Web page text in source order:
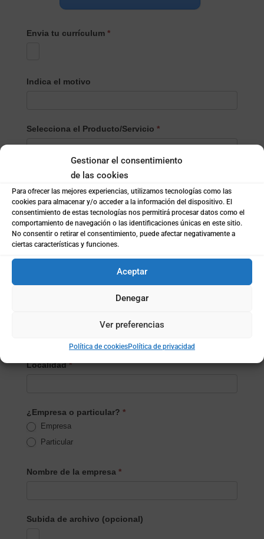
Gestionar el consentimiento
de las cookies
Para ofrecer las mejores experiencias, utilizamos tecnologías como las
cookies para almacenar y/o acceder a la información del dispositivo. El
consentimiento de estas tecnologías nos permitirá procesar datos como el
comportamiento de navegación o las identificaciones únicas en este sitio.
No consentir o retirar el consentimiento, puede afectar negativamente a
ciertas características y funciones.
Aceptar
Denegar
Ver preferencias
Política de cookiesPolítica de privacidad
Envia tu currículum *
Indica el motivo
Selecciona el Producto/Servicio *
Producto/Servicio
Apellidos
Localidad*
¿Empresa o particular? *
Empresa
Particular
Nombre de la empresa *
Subida de archivo (opcional)